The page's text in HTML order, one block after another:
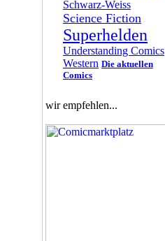
Schwarz-Weiss
Science Fiction
Superhelden
Understanding Comics
Western Die aktuellen
Comics
wir empfehlen...